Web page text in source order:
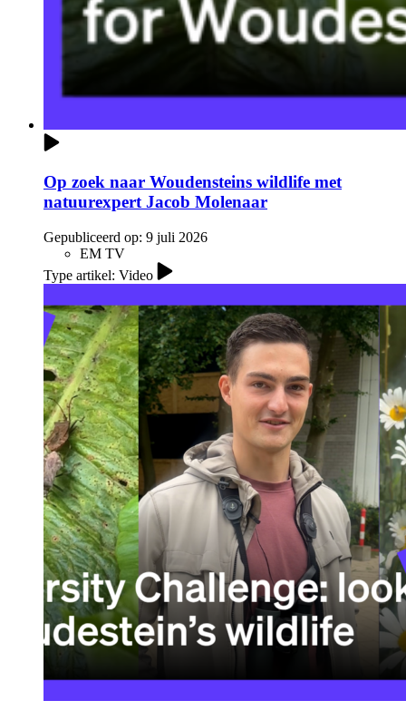
Op zoek naar Woudensteins wildlife met
natuurexpert Jacob Molenaar
Gepubliceerd op: 9 juli 2026
EM TV
Type artikel: Video